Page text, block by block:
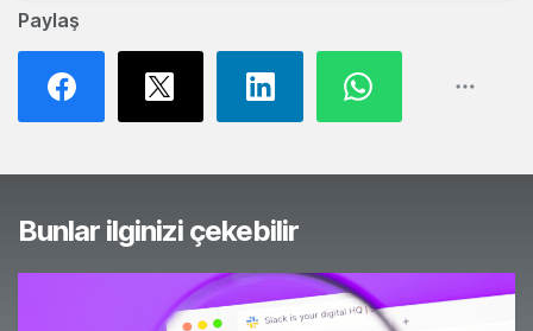
Paylaş
Bunlar ilginizi çekebilir